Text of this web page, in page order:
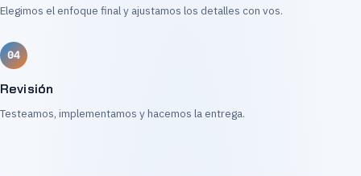
Elegimos el enfoque final y ajustamos los detalles con vos.
Revisión
Testeamos, implementamos y hacemos la entrega.